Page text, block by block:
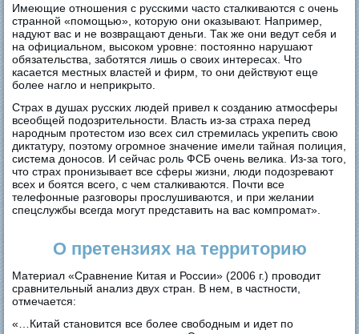
Имеющие отношения с русскими часто сталкиваются с очень
странной «помощью», которую они оказывают. Например,
надуют вас и не возвращают деньги. Так же они ведут себя и
на официальном, высоком уровне: постоянно нарушают
обязательства, заботятся лишь о своих интересах. Что
касается местных властей и фирм, то они действуют еще
более нагло и неприкрыто.
Страх в душах русских людей привел к созданию атмосферы
всеобщей подозрительности. Власть из-за страха перед
народным протестом изо всех сил стремилась укрепить свою
диктатуру, поэтому огромное значение имели тайная полиция,
система доносов. И сейчас роль ФСБ очень велика. Из-за того,
что страх пронизывает все сферы жизни, люди подозревают
всех и боятся всего, с чем сталкиваются. Почти все
телефонные разговоры прослушиваются, и при желании
спецслужбы всегда могут представить на вас компромат».
О претензиях на территорию
Материал «Сравнение Китая и России» (2006 г.) проводит
сравнительный анализ двух стран. В нем, в частности,
отмечается:
«…Китай становится все более свободным и идет по